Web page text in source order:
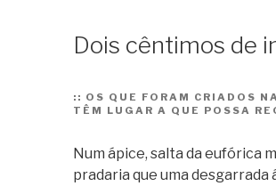
Dois cêntimos de
:: OS QUE FORAM CRIADOS
TÊM LUGAR A QUE POSSA
Num ápice, salta da eufórica
pradaria que uma